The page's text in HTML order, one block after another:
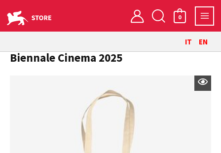
Cerca 0
IT EN
Biennale Cinema 2025